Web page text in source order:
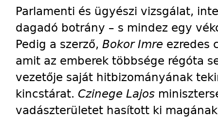
Parlamenti és ügyészi vizsgálat,
dagadó botrány – s mindez egy
Pedig a szerző, Bokor Imre ezredes
amit az emberek többsége régóta
vezetője saját hitbizományának
kincstárat. Czinege Lajos
vadászterületet hasított ki